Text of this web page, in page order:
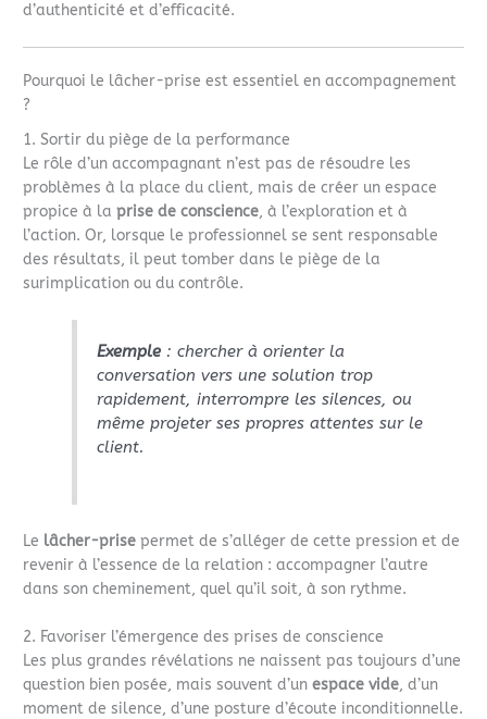
d’authenticité et d’efficacité.
Pourquoi le lâcher-prise est essentiel en accompagnement
?
1. Sortir du piège de la performance
Le rôle d’un accompagnant n’est pas de résoudre les
problèmes à la place du client, mais de créer un espace
propice à laprise de conscience, à l’exploration et à
l’action. Or, lorsque le professionnel se sent responsable
des résultats, il peut tomber dans le piège de la
surimplication ou du contrôle.
Exemple : chercher à orienter la
conversation vers une solution trop
rapidement, interrompre les silences, ou
même projeter ses propres attentes sur le
client.
Le lâcher-prise permet de s’alléger de cette pression et de
revenir à l’essence de la relation : accompagner l’autre
dans son cheminement, quel qu’il soit, à son rythme.
2. Favoriser l’émergence des prises de conscience
Les plus grandes révélations ne naissent pas toujours d’une
question bien posée, mais souvent d’unespace vide, d’un
moment de silence, d’une posture d’écoute inconditionnelle.